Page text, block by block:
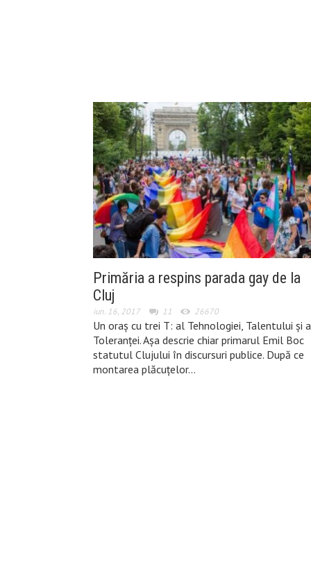
Primăria a respins parada gay de la
Cluj
iun. 16, 2017 11 26670
Un oraş cu trei T: al Tehnologiei, Talentului şi
Toleranţei. Aşa descrie chiar primarul Emil Boc
statutul Clujului în discursuri publice. După ce
montarea plăcuţelor…